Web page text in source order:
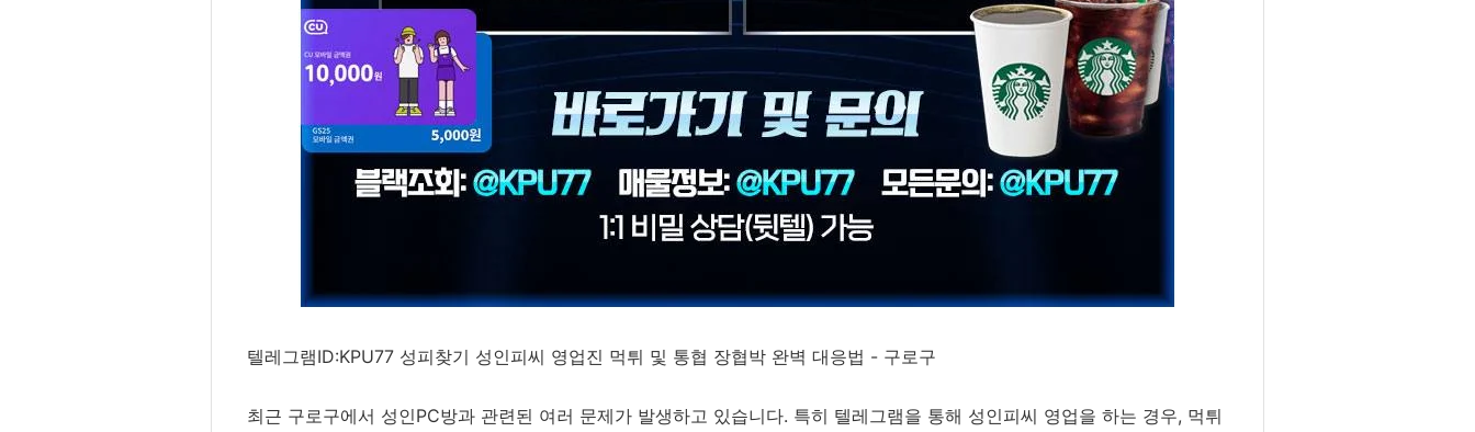
텔레그램ID:KPU77 성피찾기 성인피씨 영업진 먹튀 및 통협 장협박 완벽 대응법 - 구로구
최근 구로구에서 성인PC방과 관련된 여러 문제가 발생하고 있습니다. 특히 텔레그램을 통해 성인피씨 영업을 하는 경우, 먹튀